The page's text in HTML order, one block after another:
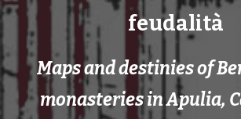
feudalità
Maps and destinies of
monasteries in Apulia,